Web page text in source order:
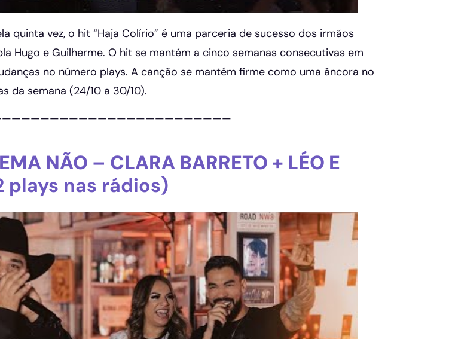
quinta vez, o hit “Haja Colírio” é uma parceria de sucesso dos irmãos
Hugo e Guilherme. O hit se mantém a cinco semanas consecutivas em
no número plays. A canção se mantém firme como uma âncora no
da semana (24/10 a 30/10).
NÃO – CLARA BARRETO + LÉO E
plays nas rádios)